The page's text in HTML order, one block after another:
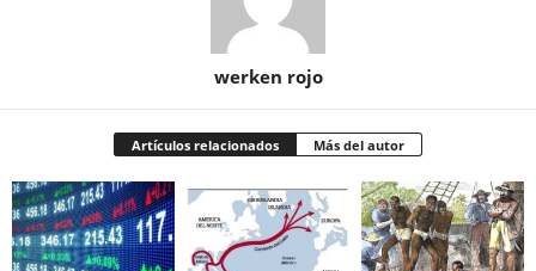
werken rojo
Artículos relacionados Más del autor